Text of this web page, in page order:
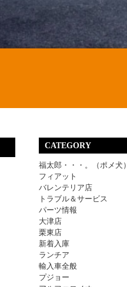
CATEGORY
福太郎・・・。（ポメ犬）
フィアット
バレンテリア店
トラブル＆サービス
パーツ情報
大津店
栗東店
新着入庫
ランチア
輸入車全般
プジョー